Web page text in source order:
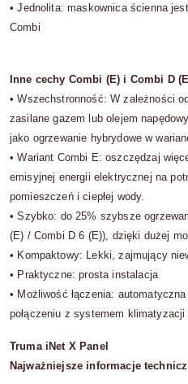
• Jednolita: maskownica ścienna
Combi
Inne cechy Combi (E) i Combi D
• Wszechstronność: W zależności
zasilane gazem lub olejem
jako ogrzewanie hybrydowe w
• Wariant Combi E: oszczędzaj
emisyjnej energii elektrycznej na
pomieszczeń i ciepłej wody.
• Szybko: do 25% szybsze
(E) / Combi D 6 (E)), dzięki dużej
• Kompaktowy:
Lekki, zajmujący
• Praktyczne: prosta instalacja
• Możliwość łączenia:
połączeniu z systemem klimatyzacji
Truma iNet X Panel
Najważniejsze informacje